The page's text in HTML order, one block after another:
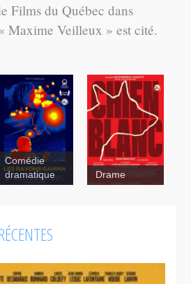
Films du Québec dans
Maxime Veilleux » est cité.
Comédie
dramatique
La
Drame